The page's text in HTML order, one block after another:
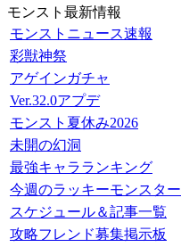
モンスト最新情報
モンストニュース速報
彩獣神祭
アゲインガチャ
Ver.32.0アプデ
モンスト夏休み2026
未開の幻洞
最強キャラランキング
今週のラッキーモンスター
スケジュール＆記事一覧
攻略フレンド募集掲示板